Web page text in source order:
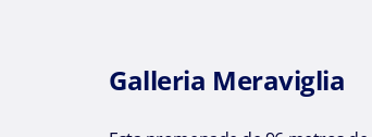
Galleria Meraviglia